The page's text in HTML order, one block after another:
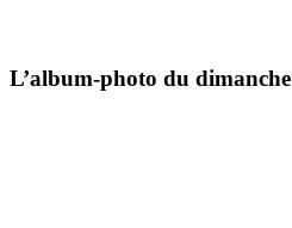
L’album-photo du dimanche